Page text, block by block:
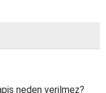
neden verilmez?